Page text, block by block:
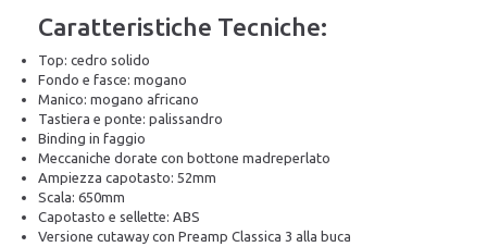
Caratteristiche Tecniche:
Top: cedro solido
Fondo e fasce: mogano
Manico: mogano africano
Tastiera e ponte: palissandro
Binding in faggio
Meccaniche dorate con bottone madreperlato
Ampiezza capotasto: 52mm
Scala: 650mm
Capotasto e sellette: ABS
Versione cutaway con Preamp Classica 3 alla buca